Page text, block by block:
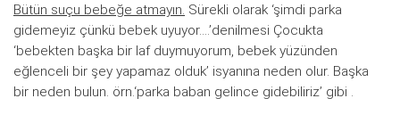
Bütün suçu bebeğe atmayın. Sürekli olarak ‘şimdi parka
gidemeyiz çünkü bebek uyuyor….’denilmesi Çocukta
‘bebekten başka bir laf duymuyorum, bebek yüzünden
eğlenceli bir şey yapamaz olduk’ isyanına neden olur. Başka
bir neden bulun. örn.‘parka baban gelince gidebiliriz’ gibi .